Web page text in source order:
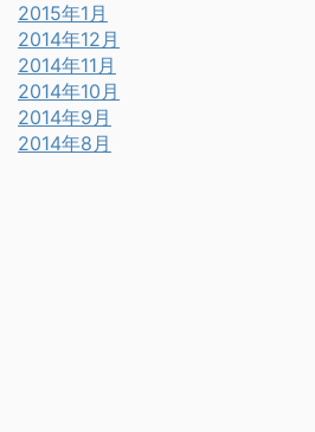
2015年1月
2014年12月
2014年11月
2014年10月
2014年9月
2014年8月